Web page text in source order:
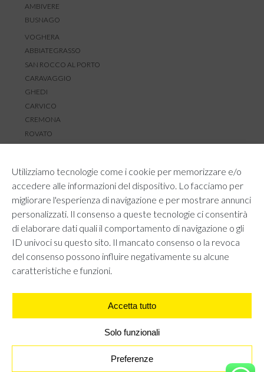
Utilizziamo tecnologie come i cookie per memorizzare e/o
accedere alle informazioni del dispositivo. Lo facciamo per
migliorare l'esperienza di navigazione e per mostrare annunci
personalizzati. Il consenso a queste tecnologie ci consentirà
di elaborare dati quali il comportamento di navigazione o gli
ID univoci su questo sito. Il mancato consenso o la revoca
del consenso possono influire negativamente su alcune
caratteristiche e funzioni.
Accetta tutto
Solo funzionali
Preferenze
MAGLIA LEOPARDATA - NERO
AMBIVERE
BUSNAGO
VOGHERA
ABBIATEGRASSO
SAN ROCCO AL PORTO
CARAVAGGIO
GHEDI
CARVICO
CREMONA
ROVATO
RESI E RIMBORSI
REGOLAMENTO LOYALTY
CONTATTACI
PRIVACY POLICY COOKIE POLICY
UNI GRUPPO S.R.L - Viale Angelo Filippetti 24, 20122 Milano.
All right reserved P.IVA 10405840967